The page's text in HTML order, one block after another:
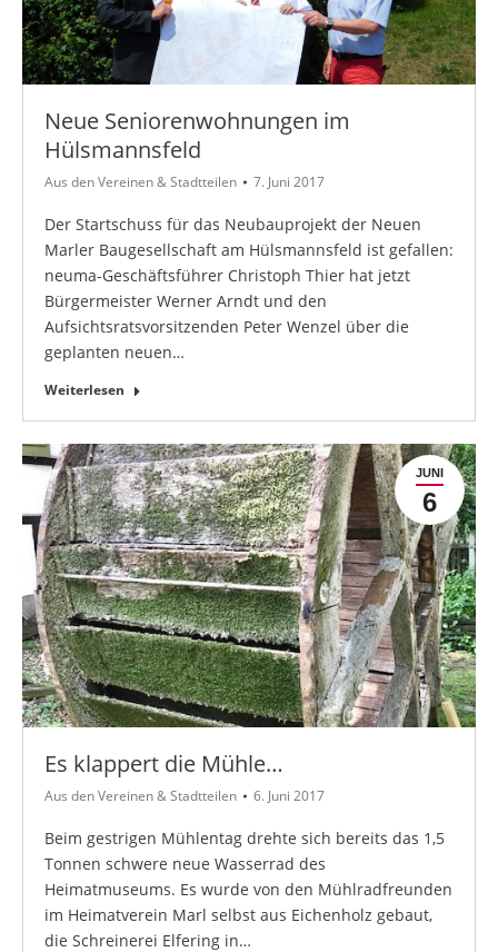
Neue Seniorenwohnungen im
Hülsmannsfeld
Aus den Vereinen & Stadtteilen 7. Juni 2017
Der Startschuss für das Neubauprojekt der Neuen
Marler Baugesellschaft am Hülsmannsfeld ist gefallen:
neuma-Geschäftsführer Christoph Thier hat jetzt
Bürgermeister Werner Arndt und den
Aufsichtsratsvorsitzenden Peter Wenzel über die
geplanten neuen…
Weiterlesen
JUNI
6
Es klappert die Mühle…
Aus den Vereinen & Stadtteilen 6. Juni 2017
Beim gestrigen Mühlentag drehte sich bereits das 1,5
Tonnen schwere neue Wasserrad des
Heimatmuseums. Es wurde von den Mühlradfreunden
im Heimatverein Marl selbst aus Eichenholz gebaut,
die Schreinerei Elfering in…